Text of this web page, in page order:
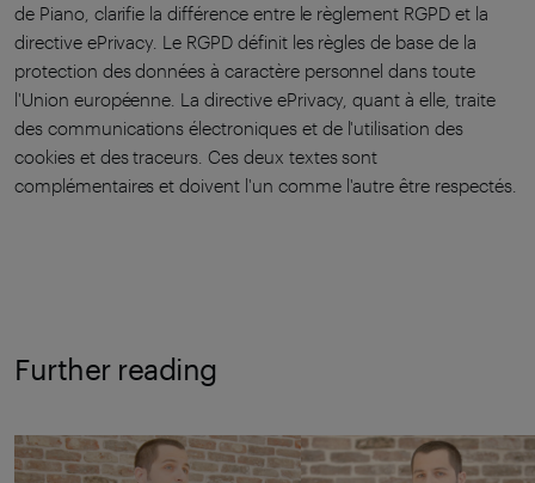
de Piano, clarifie la différence entre le règlement RGPD et la
directive ePrivacy. Le RGPD définit les règles de base de la
protection des données à caractère personnel dans toute
l'Union européenne. La directive ePrivacy, quant à elle, traite
des communications électroniques et de l'utilisation des
cookies et des traceurs. Ces deux textes sont
complémentaires et doivent l'un comme l'autre être respectés.
Further reading